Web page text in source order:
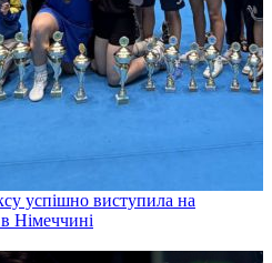
успішно виступила на
Німеччині